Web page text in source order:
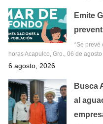
Emite
*Se prevé
horas Acapulco, Gro., 06 de
6 agosto, 2026
Busca
al